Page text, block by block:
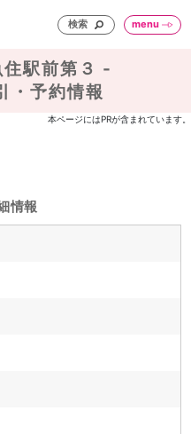
検索 menu
住駅前第３ -
・予約情報
本ページにはPRが含まれています。
情報